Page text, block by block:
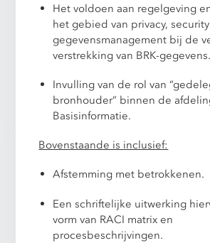
Het voldoen aan regelgeving
het gebied van privacy,
gegevensmanagement bij de
verstrekking van BRK-gegevens.
Invulling van de rol van
bronhouder” binnen de
Basisinformatie.
Bovenstaande is inclusief:
Afstemming met betrokkenen.
Een schriftelijke uitwerking
vorm van RACI matrix en
procesbeschrijvingen.